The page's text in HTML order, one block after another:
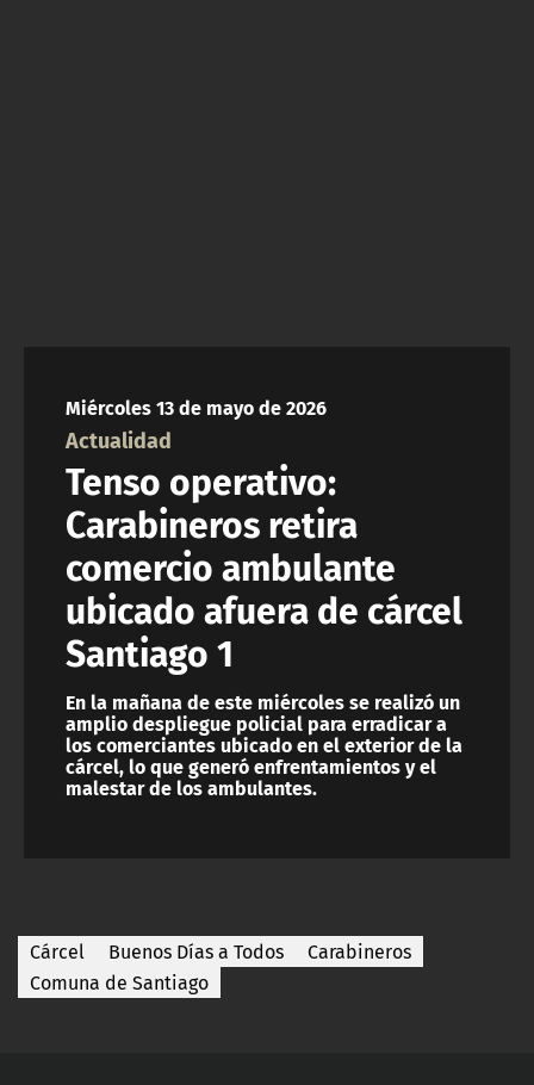
Miércoles 13 de mayo de 2026
Actualidad
Tenso operativo:
Carabineros retira
comercio ambulante
ubicado afuera de cárcel
Santiago 1
En la mañana de este miércoles se realizó un
amplio despliegue policial para erradicar a
los comerciantes ubicado en el exterior de la
cárcel, lo que generó enfrentamientos y el
malestar de los ambulantes.
Cárcel Buenos Días a Todos
Carabineros
Comuna de Santiago